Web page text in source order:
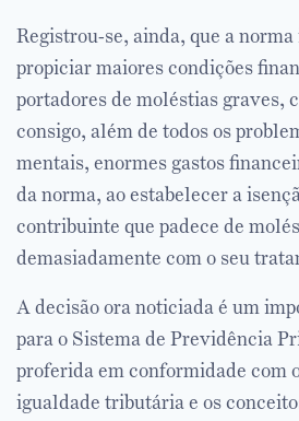
Registrou-se, ainda, que a
propiciar maiores condições
portadores de moléstias graves,
consigo, além de todos os
mentais, enormes gastos
da norma, ao estabelecer a
contribuinte que padece de
demasiadamente com o seu
A decisão ora noticiada é um
para o Sistema de Previdência
proferida em conformidade com
igualdade tributária e os